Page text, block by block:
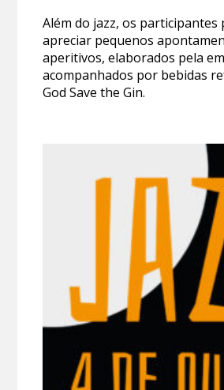
Além do jazz, os participantes
apreciar pequenos
aperitivos, elaborados pela
acompanhados por bebidas
God Save the Gin.